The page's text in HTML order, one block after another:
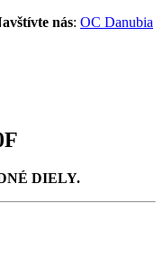
nás: OC Danubia
DIELY.